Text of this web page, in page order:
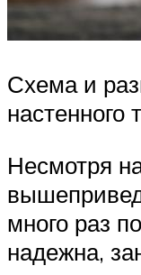
Схема и
настенного
Несмотря
много раз
надежна,